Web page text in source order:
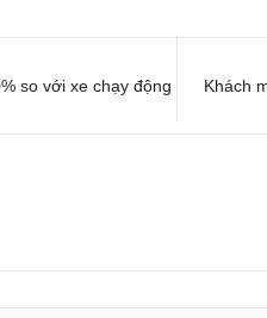
so với xe chạy động
Khách